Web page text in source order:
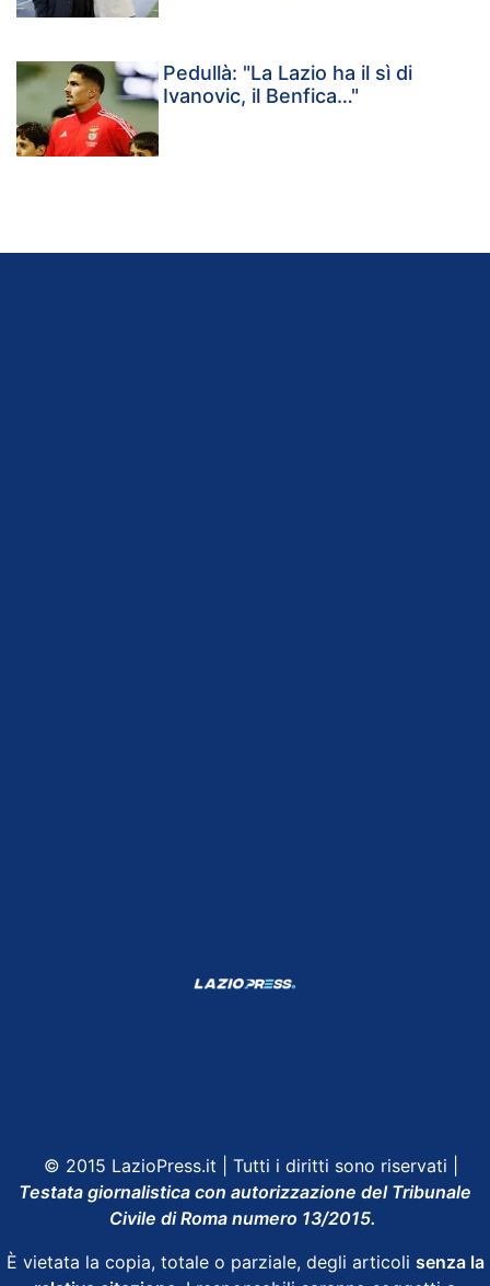
Pedullà: "La Lazio ha il sì di
Ivanovic, il Benfica…"
© 2015 LazioPress.it | Tutti i diritti sono riservati |
Testata giornalistica con autorizzazione del Tribunale
Civile di Roma numero 13/2015.
È vietata la copia, totale o parziale, degli articoli senza la